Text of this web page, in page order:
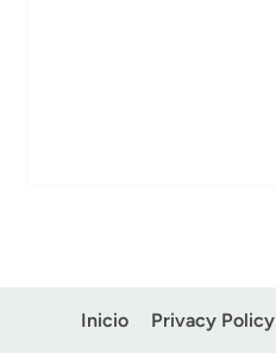
Inicio Privacy Policy